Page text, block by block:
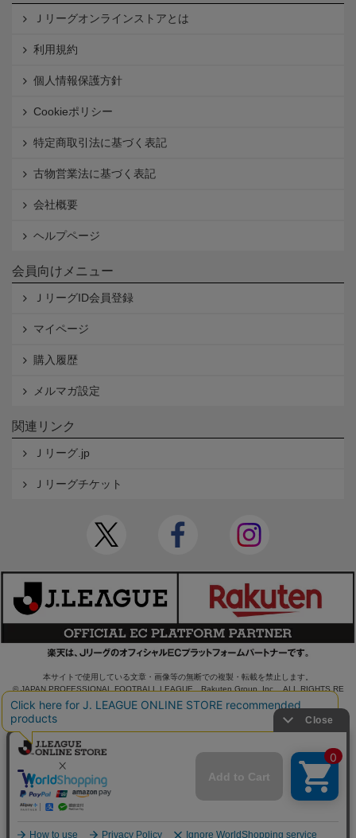
Ｊリーグオンラインストアとは
利用規約
個人情報保護方針
Cookieポリシー
特定商取引法に基づく表記
古物営業法に基づく表記
会社概要
ヘルプページ
会員向けメニュー
ＪリーグID会員登録
マイページ
購入履歴
メルマガ設定
関連リンク
Ｊリーグ.jp
Ｊリーグチケット
本サイトで使用している文章・画像等の無断での複製・転載を禁止します。
© JAPAN PROFESSIONAL FOOTBALL LEAGUE Rakuten Group, Inc. ALL RIGHTS RE
SERVED.